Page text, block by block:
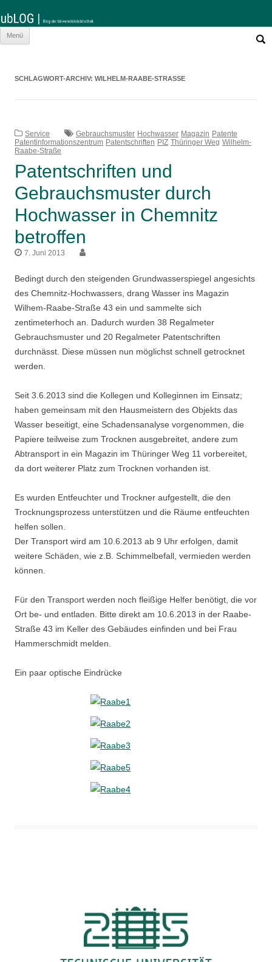
Menü
nach:
SCHLAGWORT-ARCHIV: WILHELM-RAABE-STRASSE
Service Gebrauchsmuster Hochwasser Magazin Patente
Patentinformationszentrum Patentschriften PIZ Thüringer Weg Wilhelm-
Raabe-Straße
Patentschriften und
Gebrauchsmuster durch
Hochwasser in Chemnitz
betroffen
7. Juni 2013
Bedingt durch den steigenden Grundwasserspiegel angesichts
des Chemnitz-Hochwassers, drang Wasser ins Magazin
Wilhem-Raabe-Straße 43 ein und sammelte sich
zentimeterhoch an. Dadurch wurden 38 Regalmeter
Gebrauchsmuster und 20 Regalmeter Patentschriften
durchnässt. Diese müssen nun möglichst schnell getrocknet
werden.
Seit 3.6.2013 sind die Kollegen und Kolleginnen im Einsatz;
haben gemeinsam mit den Hausmeistern des Objekts das
Wasser beseitigt, eine Schadensanalyse vorgenommen, die
Papiere teilweise zum Trocknen ausgebreitet, andere zum
Abtransport in ein Magazin im Thüringer Weg 11 vorbereitet,
da dort weiterer Platz zum Trocknen vorhanden ist.
Es wurden Entfeuchter und Trockner aufgestellt, die den
Trocknungsprozess unterstützen und die Räume entfeuchten
helfen sollen.
Der Transport wird am 10.6.2013 ab 9 Uhr erfolgen, damit
weitere Schäden, wie z.B. Schimmelbefall, vermieden werden
können.
Für den Transport werden noch fleißige Helfer benötigt, die vor
Ort be- und entladen. Bitte direkt am 10.6.2013 in der Raabe-
Straße 43 im Keller des Gebäudes einfinden und bei Frau
Hammerschmidt melden.
Ein paar optische Eindrücke